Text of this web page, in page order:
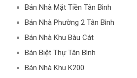
Bán Nhà Mặt Tiền Tân Bình
Bán Nhà Phường 2 Tân Bình
Bán Nhà Khu Bàu Cát
Bán Biệt Thự Tân Bình
Bán Nhà Khu K200